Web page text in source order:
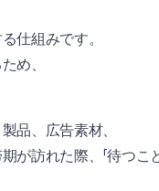
仕組みです。
め、
品、広告素材、
訪れた際、「待つこと